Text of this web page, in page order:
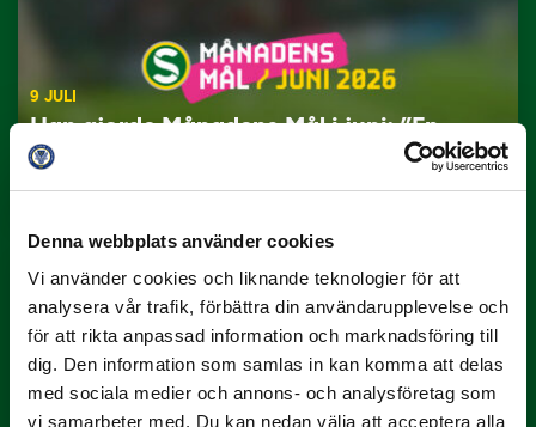
Denna webbplats använder cookies
Vi använder cookies och liknande teknologier för att
analysera vår trafik, förbättra din användarupplevelse och
för att rikta anpassad information och marknadsföring till
dig. Den information som samlas in kan komma att delas
med sociala medier och annons- och analysföretag som
vi samarbeter med. Du kan nedan välja att acceptera alla
9 JULI
Han gjorde Månadens Mål i juni: ”En
projektil”
Slog till i…